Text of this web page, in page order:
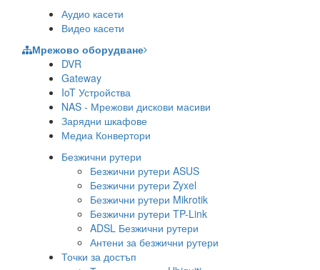
Аудио касети
Видео касети
Мрежово оборудване
DVR
Gateway
IoT Устройства
NAS - Мрежови дискови масиви
Зарядни шкафове
Медиа Конвертори
Безжични рутери
Безжични рутери ASUS
Безжични рутери Zyxel
Безжични рутери Mikrotik
Безжични рутери TP-Link
ADSL Безжични рутери
Антени за безжични рутери
Точки за достъп